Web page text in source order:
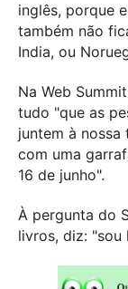
inglês, porque
também não
India, ou
Na Web
tudo "que as
juntem à
com uma
16 de junho".
À pergunta do
livros, diz: "sou